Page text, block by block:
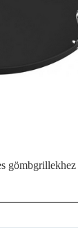
gömbgrillekhez